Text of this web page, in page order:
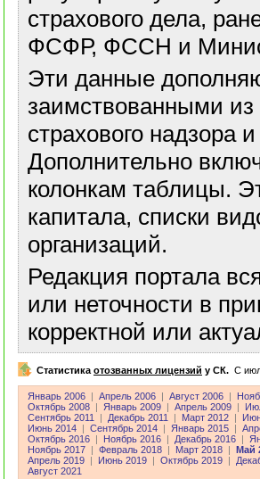
страхового дела,
ФСФР, ФССН и
Эти данные
заимствованными
страхового надзора
Дополнительно
колонкам таблицы.
капитала, списки
организаций.
Редакция портала
или неточности в
корректной или
Статистика отозванных лицензий у СК. C
Январь 2006 Апрель 2006 Август 2006
Октябрь 2008
Январь 2009 Апрель 2009
Сентябрь 2011
Декабрь 2011 Март 2012
Июнь 2014
Сентябрь 2014 Январь 2015
Октябрь 2016
Ноябрь 2016 Декабрь 2016
Ноябрь 2017
Февраль 2018 Март 2018
Май
Апрель 2019
Июнь 2019 Октябрь 2019
Август 2021